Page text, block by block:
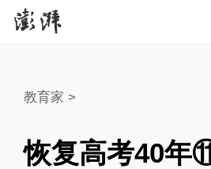
教育家 >
恢复高考40年